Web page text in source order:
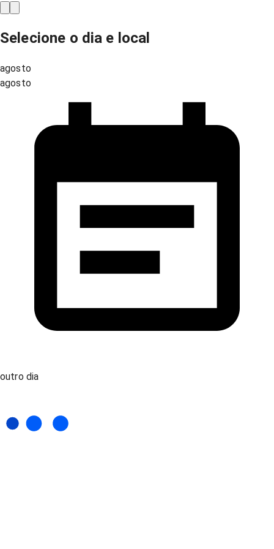
Selecione o dia e local
agosto
agosto
outro dia